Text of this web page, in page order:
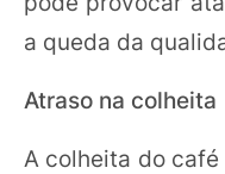
a queda da
Atraso na colheita
A colheita do café